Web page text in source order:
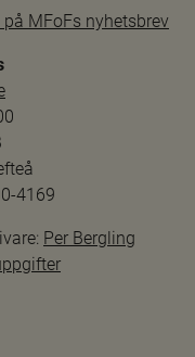
på MFoFs nyhetsbrev
4169
Per Bergling